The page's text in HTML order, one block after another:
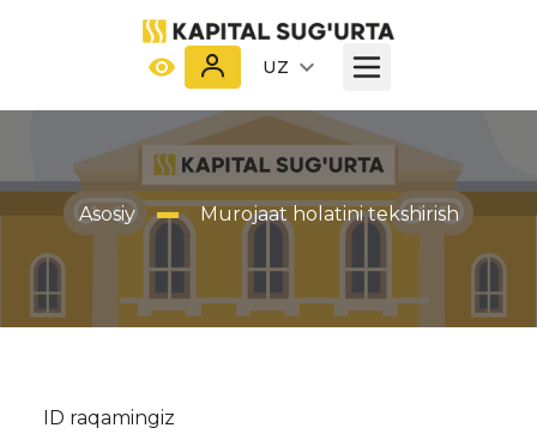
UZ
Asosiy Murojaat holatini tekshirish
ID raqamingiz